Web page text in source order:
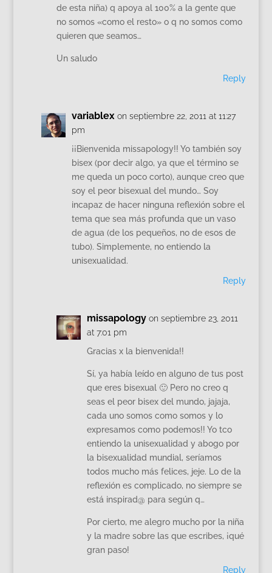
de esta niña) q apoya al 100% a la gente que
no somos «como el resto» o q no somos como
quieren que seamos…
Un saludo
Reply
variablex on septiembre 22, 2011 at 11:27
pm
¡¡Bienvenida missapology!! Yo también soy
bisex (por decir algo, ya que el término se
me queda un poco corto), aunque creo que
soy el peor bisexual del mundo… Soy
incapaz de hacer ninguna reflexión sobre el
tema que sea más profunda que un vaso
de agua (de los pequeños, no de esos de
tubo). Simplemente, no entiendo la
unisexualidad.
Reply
missapology on septiembre 23, 2011
at 7:01 pm
Gracias x la bienvenida!!
Sí, ya había leído en alguno de tus post
que eres bisexual 🙂 Pero no creo q
seas el peor bisex del mundo, jajaja,
cada uno somos como somos y lo
expresamos como podemos!! Yo tco
entiendo la unisexualidad y abogo por
la bisexualidad mundial, seríamos
todos mucho más felices, jeje. Lo de la
reflexión es complicado, no siempre se
está inspirad@ para según q…
Por cierto, me alegro mucho por la niña
y la madre sobre las que escribes, ¡qué
gran paso!
Reply